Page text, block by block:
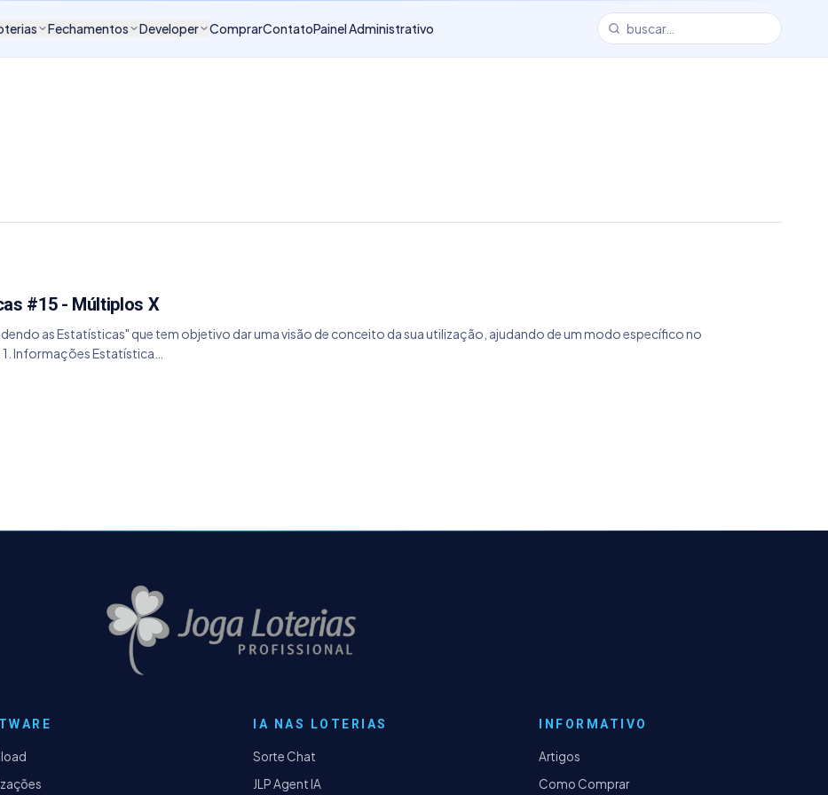
Fechamentos Developer ComprarContatoPainel Administrativo
#15 - Múltiplos X
as Estatísticas" que tem objetivo dar uma visão de conceito da sua utilização, ajudando de um modo específico no
Informações Estatística…
IA NAS LOTERIAS
Sorte Chat
JLP Agent IA
INFORMATIVO
Artigos
Como Comprar